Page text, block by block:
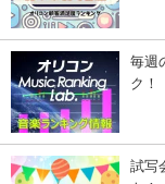
毎週
ク！
試写